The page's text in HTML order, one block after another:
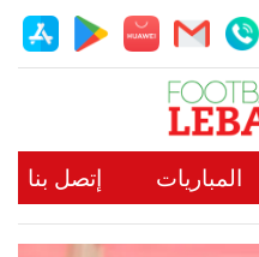
المباريات إتصل بنا